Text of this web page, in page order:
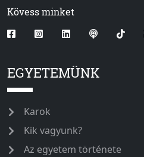
Kövess minket
EGYETEMÜNK
Karok
Kik vagyunk?
Az egyetem története